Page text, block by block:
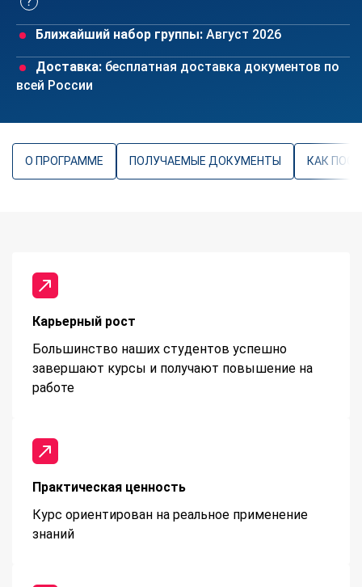
Ближайший набор группы: Август 2026
Доставка: бесплатная доставка документов по
всей России
О ПРОГРАММЕ ПОЛУЧАЕМЫЕ ДОКУМЕНТЫ КАК
Карьерный рост
Большинство наших студентов успешно
завершают курсы и получают повышение на
работе
Практическая ценность
Курс ориентирован на реальное применение
знаний